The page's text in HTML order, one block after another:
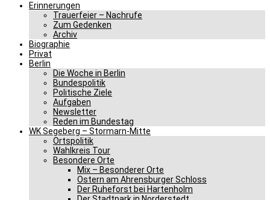
Erinnerungen
Trauerfeier – Nachrufe
Zum Gedenken
Archiv
Biographie
Privat
Berlin
Die Woche in Berlin
Bundespolitik
Politische Ziele
Aufgaben
Newsletter
Reden im Bundestag
WK Segeberg – Stormarn-Mitte
Ortspolitik
Wahlkreis Tour
Besondere Orte
Mix – Besonderer Orte
Ostern am Ahrensburger Schloss
Der Ruheforst bei Hartenholm